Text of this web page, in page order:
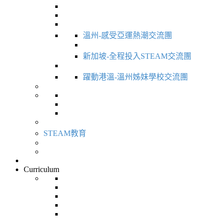
溫州-感受亞運熱潮交流團
新加坡-全程投入STEAM交流團
躍動港溫-溫州姊妹學校交流團
STEAM教育
Curriculum